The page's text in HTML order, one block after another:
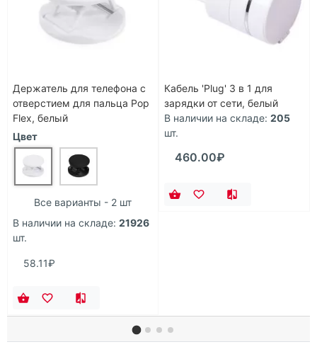
Держатель для телефона с
отверстием для пальца Pop
Flex, белый
Цвет
Все варианты - 2 шт
В наличии на складе: 21926
шт.
58.11₽
Кабель 'Plug' 3 в 1 для
зарядки от сети, белый
В наличии на складе: 205
шт.
460.00₽